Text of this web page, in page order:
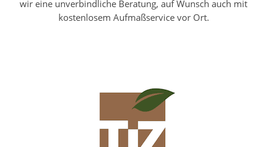
wir eine unverbindliche Beratung, auf Wunsch auch mit
kostenlosem Aufmaßservice vor Ort.